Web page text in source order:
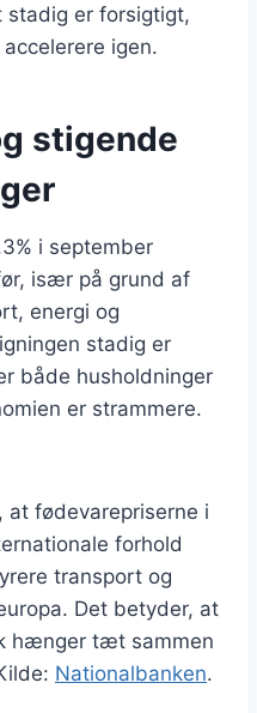
stadig er forsigtigt,
igen.
stigende
i september
især på grund af
energi og
stadig er
både husholdninger
er strammere.
at fødevarepriserne i
forhold
transport og
Det betyder, at
hænger tæt sammen
Nationalbanken.